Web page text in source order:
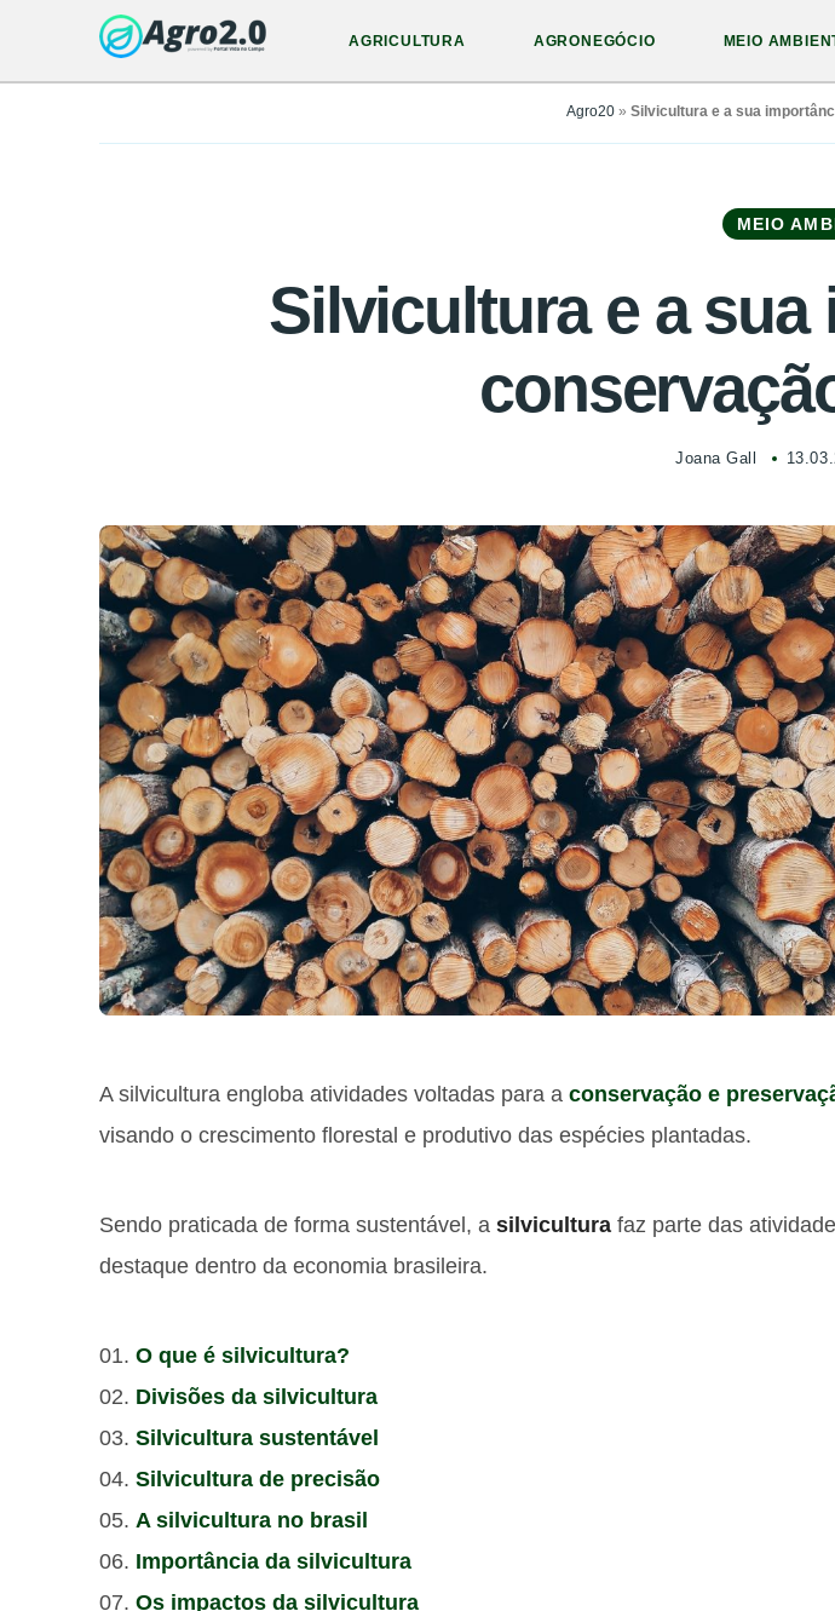
AGRICULTURA AGRONEGÓCIO MEIO
Agro20 » Silvicultura e a sua
MEIO
Silvicultura e a
Joana Gall
A silvicultura engloba atividades voltadas para a conservação e
visando o crescimento florestal e produtivo das espécies plantadas.
Sendo praticada de forma sustentável, a silvicultura faz parte das
destaque dentro da economia brasileira.
O que é silvicultura?
Divisões da silvicultura
Silvicultura sustentável
Silvicultura de precisão
A silvicultura no brasil
Importância da silvicultura
Os impactos da silvicultura